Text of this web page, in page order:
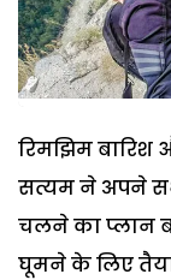
रिमझिम
सत्यम ने अपने
चलने का प्लान
घूमने के लिए